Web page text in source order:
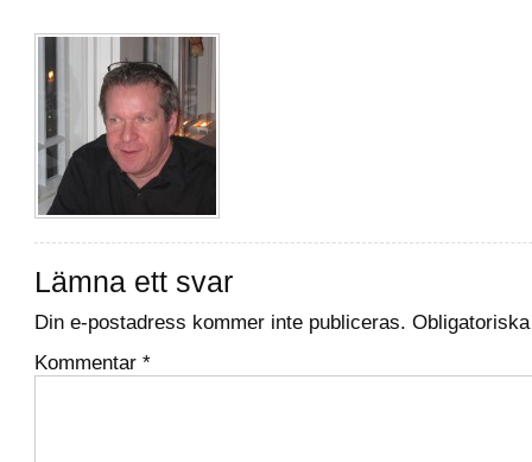
Lämna ett svar
Din e-postadress kommer inte publiceras.
Kommentar *